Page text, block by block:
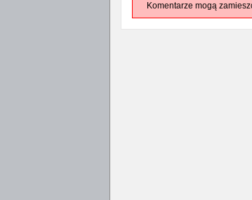
Komentarze mogą